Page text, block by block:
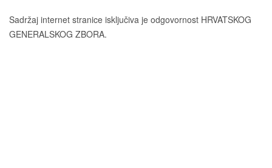
Sadržaj internet stranice isključiva je odgovornost HRVATSKOG
GENERALSKOG ZBORA.